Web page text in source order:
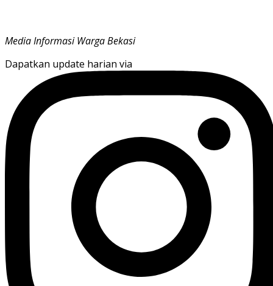
Media Informasi Warga Bekasi
Dapatkan update harian via